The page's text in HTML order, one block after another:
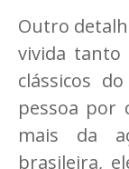
Outro
vivida tanto
clássicos
pessoa por
mais da
brasileira,